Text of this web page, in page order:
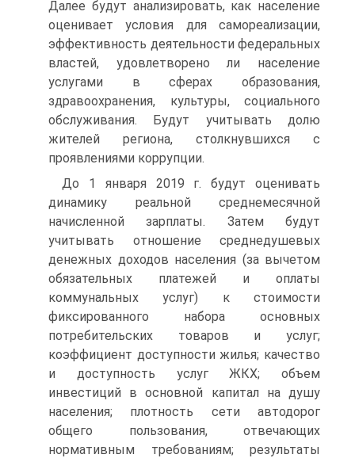
Далее будут анализировать, как население
оценивает условия для самореализации,
эффективность деятельности федеральных
властей, удовлетворено ли население
услугами в сферах образова­ния,
здравоохранения, культуры, социального
обслуживания. Будут учитывать долю
жителей региона, столкнувшихся с
проявлениями коррупции.
До 1 января 2019 г. будут оценивать
динамику реальной среднемесячной
начисленной зарплаты. Затем будут
учитывать отношение среднедушевых
денеж­ных доходов населения (за вычетом
обязательных платежей и оплаты
коммуналь­ных услуг) к стоимости
фиксированного набора основных
потребительских това­ров и услуг;
коэффициент доступности жилья; качество
и доступность услуг ЖКХ; объем
инвестиций в основной капитал на душу
населения; плотность сети автодорог
общего пользования, отвечающих
нормативным требованиям; резуль­таты